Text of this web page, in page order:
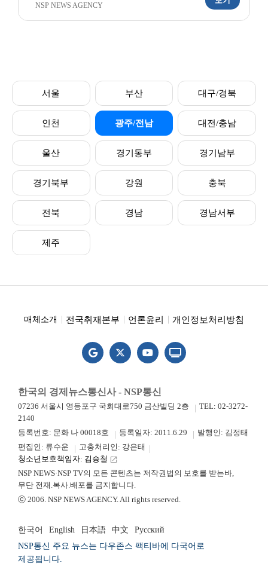
NSP NEWS AGENCY
서울 부산 대구/경북
인천 광주/전남 대전/충남
울산 경기동부 경기남부
경기북부 강원 충북
전북 경남 경남서부
제주
매체소개 전국취재본부 언론윤리 개인정보처리방침
한국의 경제뉴스통신사 - NSP통신
07236 서울시 영등포구 국회대로750 금산빌딩 2층
TEL: 02-3272-
2140
등록번호: 문화 나 00018호
등록일자: 2011.6.29
발행인: 김정태
편집인: 류수운
고충처리인: 강은태
청소년보호책임자: 김승철 launch
NSP NEWS·NSP TV의 모든 콘텐츠는 저작권법의 보호를 받는바,
무단 전재.복사.배포를 금지합니다.
ⓒ 2006. NSP NEWS AGENCY. All rights reserved.
한국어 English 日本語 中文
Русский
NSP통신 주요 뉴스는 다우존스 팩티바에 다국어로
제공됩니다.